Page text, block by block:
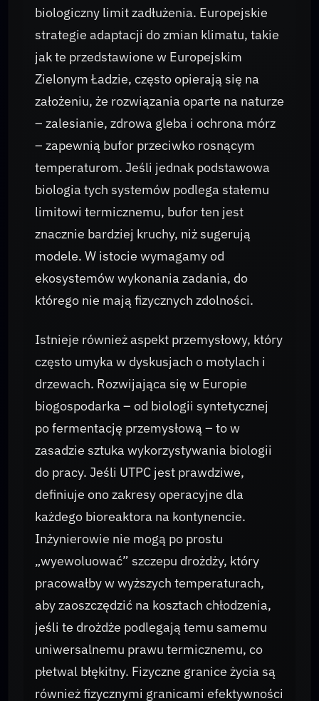
biologiczny limit zadłużenia. Europejskie
strategie adaptacji do zmian klimatu, takie
jak te przedstawione w Europejskim
Zielonym Ładzie, często opierają się na
założeniu, że rozwiązania oparte na naturze
– zalesianie, zdrowa gleba i ochrona mórz
– zapewnią bufor przeciwko rosnącym
temperaturom. Jeśli jednak podstawowa
biologia tych systemów podlega stałemu
limitowi termicznemu, bufor ten jest
znacznie bardziej kruchy, niż sugerują
modele. W istocie wymagamy od
ekosystemów wykonania zadania, do
którego nie mają fizycznych zdolności.
Istnieje również aspekt przemysłowy, który
często umyka w dyskusjach o motylach i
drzewach. Rozwijająca się w Europie
biogospodarka – od biologii syntetycznej
po fermentację przemysłową – to w
zasadzie sztuka wykorzystywania biologii
do pracy. Jeśli UTPC jest prawdziwe,
definiuje ono zakresy operacyjne dla
każdego bioreaktora na kontynencie.
Inżynierowie nie mogą po prostu
„wyewoluować” szczepu drożdży, który
pracowałby w wyższych temperaturach,
aby zaoszczędzić na kosztach chłodzenia,
jeśli te drożdże podlegają temu samemu
uniwersalnemu prawu termicznemu, co
płetwal błękitny. Fizyczne granice życia są
również fizycznymi granicami efektywności